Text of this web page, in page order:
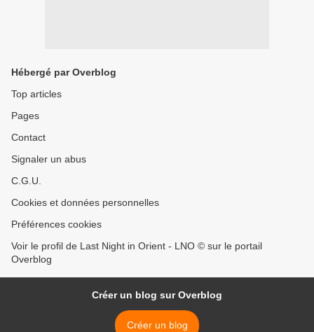
Hébergé par Overblog
Top articles
Pages
Contact
Signaler un abus
C.G.U.
Cookies et données personnelles
Préférences cookies
Voir le profil de Last Night in Orient - LNO © sur le portail
Overblog
Créer un blog sur Overblog
Créer un blog